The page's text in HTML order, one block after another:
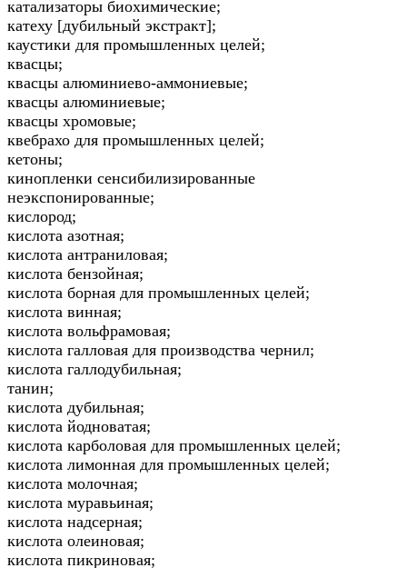
катализаторы биохимические;
катеху [дубильный экстракт];
каустики для промышленных целей;
квасцы;
квасцы алюминиево-аммониевые;
квасцы алюминиевые;
квасцы хромовые;
квебрахо для промышленных целей;
кетоны;
кинопленки сенсибилизированные
неэкспонированные;
кислород;
кислота азотная;
кислота антраниловая;
кислота бензойная;
кислота борная для промышленных целей;
кислота винная;
кислота вольфрамовая;
кислота галловая для производства чернил;
кислота галлодубильная;
танин;
кислота дубильная;
кислота йодноватая;
кислота карболовая для промышленных целей;
кислота лимонная для промышленных целей;
кислота молочная;
кислота муравьиная;
кислота надсерная;
кислота олеиновая;
кислота пикриновая;